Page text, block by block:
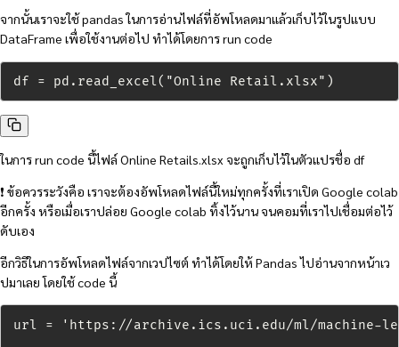
จากนั้นเราจะใช้ pandas ในการอ่านไฟล์ที่อัพโหลดมาแล้วเก็บไว้ในรูปแบบ
DataFrame เพื่อใช้งานต่อไป ทำได้โดยการ run code
df = pd.read_excel("Online Retail.xlsx")
ในการ run code นี้ไฟล์ Online Retails.xlsx จะถูกเก็บไว้ในตัวแปรชื่อ df
❗ ข้อควรระวังคือ เราจะต้องอัพโหลดไฟล์นี้ใหม่ทุกครั้งที่เราเปิด Google colab
อีกครั้ง หรือเมื่อเราปล่อย Google colab ทิ้งไว้นาน จนคอมที่เราไปเชื่อมต่อไว้
ดับเอง
อีกวิธีในการอัพโหลดไฟล์จากเวปไซต์ ทำได้โดยให้ Pandas ไปอ่านจากหน้าเว
ปมาเลย โดยใช้ code นี้
url = 'https://archive.ics.uci.edu/ml/machine-